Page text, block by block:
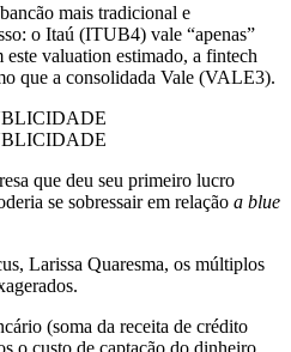
mais tradicional e
o Itaú (ITUB4) vale “apenas”
valuation estimado, a fintech
que a consolidada Vale (VALE3).
que deu seu primeiro lucro
se sobressair em relação a blue
Larissa Quaresma, os múltiplos
(soma da receita de crédito
o custo de captação do dinheiro